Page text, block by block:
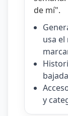
de mí".
usa
y